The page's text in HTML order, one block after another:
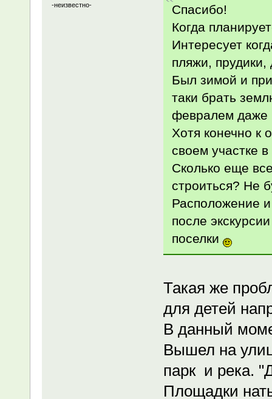
-неизвестно-
Спасибо!
Когда
Интересует
пляжи, прудики,
Был зимой и
таки брать
февралем даже
Хотя конечно к
своем участке в
Сколько еще
строиться? Не
Расположение и
после
поселки
Такая же
для детей
В данный
Вышел на
парк и река.
Площадки